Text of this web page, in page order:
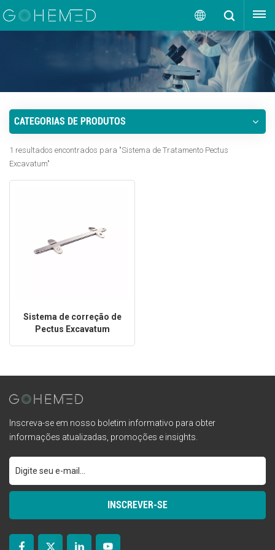
Português
English
OBTENHA UMA COTAÇÃO
CATEGORIAS DE PRODUTOS
1 resultados encontrados para "Sistema de Tratamento Pectus
Excavatum"
Sistema de correção de
Pectus Excavatum
Inscreva-se em nosso boletim informativo para obter
informações atualizadas, promoções e insights.